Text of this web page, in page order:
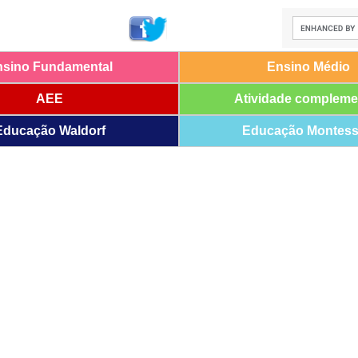
Fundamental Ensino Médio
AEE Atividade
Waldorf Educação